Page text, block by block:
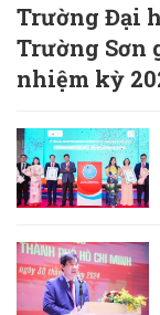
Trường Đại
Trường Sơn
nhiệm kỳ